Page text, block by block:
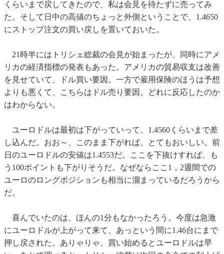
くらいまで戻してきたので、私は会見を待たずに売ってみ
た。そして日中の高値のちょっと外側ということで、1.4650
にストップ注文の買い戻しを置いておいた。
21時半にはトリシェ総裁の会見が始まったが、同時にアメ
リカの経済指標の発表もあった。アメリカの貿易収支は改善
を見せていて、ドル買い要因。一方で雇用保険のほうは予想
よりも悪くて、こちらはドル売り要因。どれに反応したのか
はわからない。
ユーロドルは最初は下がっていって、1.4560くらいまで差
し込んだ。おお～、このまま下がれば、とてもおいしい。前
日のユーロドルの安値は1.4553だ。ここを下抜けすれば、も
う100ポイントも下がりそうだ。なぜならここ1，2週間での
ユーロのロングポジションも相当に溜まっているだろうから
だ。
喜んでいたのは、ほんの1分もなかったろう。今度は急激
にユーロドルが上がって来て、あっという間に1.46台にまで
押し戻された。ありゃりゃ、買い始めるとユーロドルは早